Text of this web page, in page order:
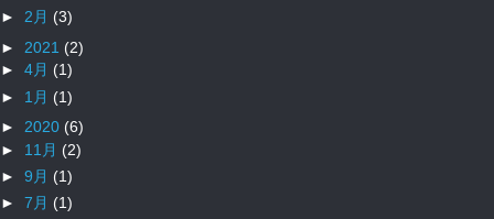
► 2月 (3)
► 2021 (2)
► 4月 (1)
► 1月 (1)
► 2020 (6)
► 11月 (2)
► 9月 (1)
► 7月 (1)